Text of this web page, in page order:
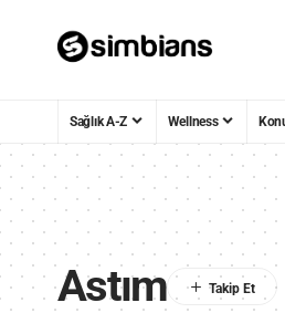
Sağlık A-Z Wellness
Astım